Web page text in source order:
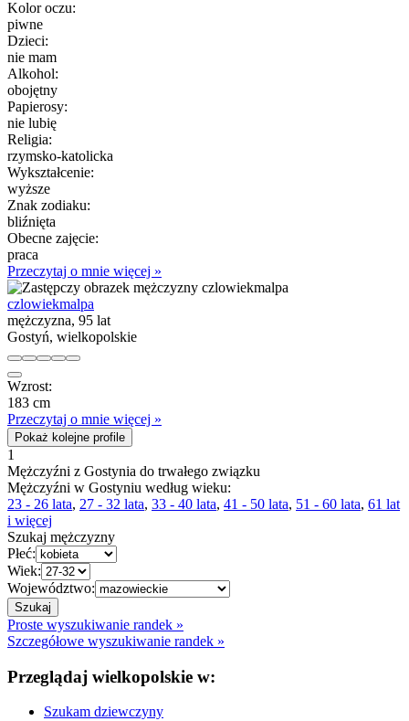
Kolor oczu:
piwne
Dzieci:
nie mam
Alkohol:
obojętny
Papierosy:
nie lubię
Religia:
rzymsko-katolicka
Wykształcenie:
wyższe
Znak zodiaku:
bliźnięta
Obecne zajęcie:
praca
Przeczytaj o mnie więcej »
czlowiekmalpa
mężczyzna, 95 lat
Gostyń, wielkopolskie
Wzrost:
183 cm
Przeczytaj o mnie więcej »
Pokaż kolejne profile
1
Mężczyźni z Gostynia do trwałego związku
Mężczyźni w Gostyniu według wieku:
23 - 26 lata, 27 - 32 lata, 33 - 40 lata, 41 - 50 lata, 51 - 60 lata, 61 lat
i więcej
Szukaj mężczyzny
Płeć:
Wiek:
Województwo:
Proste wyszukiwanie randek »
Szczegółowe wyszukiwanie randek »
Przeglądaj wielkopolskie w:
Szukam dziewczyny